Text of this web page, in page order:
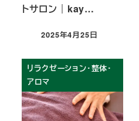
トサロン｜kay…
投稿日
2025年4月25日
リラクゼーション・整体・
アロマ